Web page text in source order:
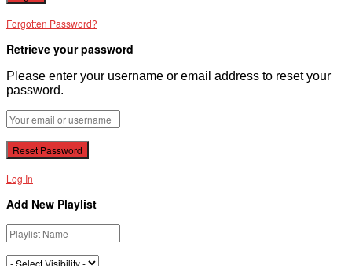
Forgotten Password?
Retrieve your password
Please enter your username or email address to reset your
password.
Log In
Add New Playlist